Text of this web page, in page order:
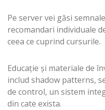
Pe server vei găsi
recomandari individuale
ceea ce cuprind cursurile.
Educație și materiale de
includ shadow patterns,
de control, un sistem
din cate exista.